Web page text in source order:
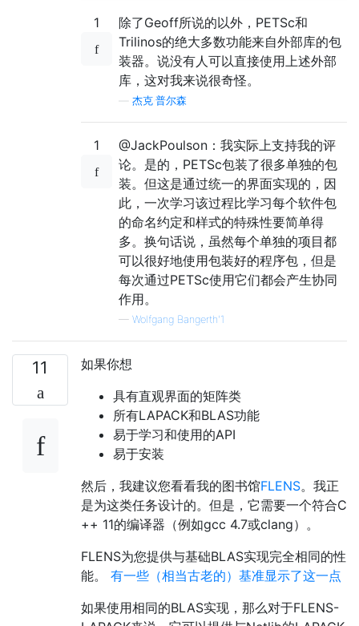
1
除了Geoff所说的以外，PETSc和
Trilinos的绝大多数功能来自外部库的包
装器。说没有人可以直接使用上述外部
库，这对我来说很奇怪。
杰克·普尔森
1
@JackPoulson：我实际上支持我的评
论。是的，PETSc包装了很多单独的包
装。但这是通过统一的界面实现的，因
此，一次学习该过程比学习每个软件包
的命名约定和样式的特殊性要简单得
多。换句话说，虽然每个单独的项目都
可以很好地使用包装好的程序包，但是
每次通过PETSc使用它们都会产生协同
作用。
— Wolfgang Bangerth'1
11
如果你想
具有直观界面的矩阵类
所有LAPACK和BLAS功能
易于学习和使用的API
易于安装
然后，我建议您看看我的图书馆FLENS。我正
是为这类任务设计的。但是，它需要一个符合C
++ 11的编译器（例如gcc 4.7或clang）。
FLENS为您提供与基础BLAS实现完全相同的性
能。 有一些（相当古老的）基准显示了这一点
如果使用相同的BLAS实现，那么对于FLENS-